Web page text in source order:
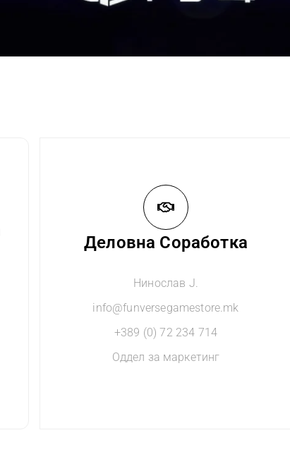
Деловна Соработка
Нинослав Ј.
info@funversegamestore.mk
+389 (0) 72 234 714
Оддел за маркетинг